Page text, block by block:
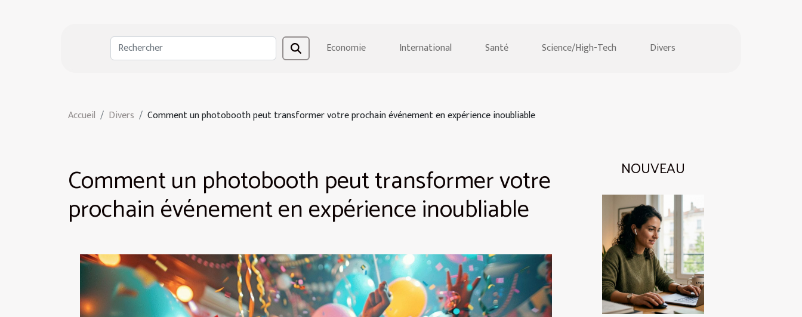
Economie International Santé Science/High-Tech Divers
Accueil Divers Comment un photobooth peut transformer votre prochain événement en expérience inoubliable
Comment un photobooth peut transformer votre
prochain événement en expérience inoubliable
NOUVEAU